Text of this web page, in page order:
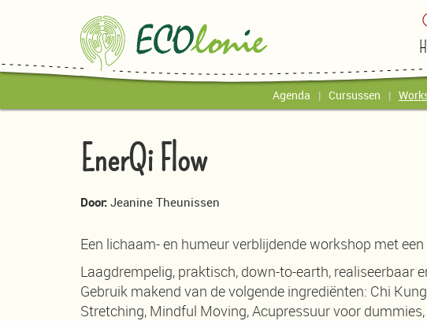
Agenda Cursussen
EnerQi Flow
Door: Jeanine Theunissen
Een lichaam- en humeur verblijdende workshop met
Laagdrempelig, praktisch, down-to-earth, realiseerbaar
Gebruik makend van de volgende ingrediënten: Chi
Stretching, Mindful Moving, Acupressuur voor